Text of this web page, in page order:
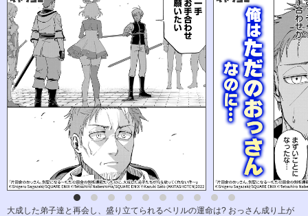
大成した弟子達と再会し、盛り立てられるベリルの運命は? おっさん成り上が